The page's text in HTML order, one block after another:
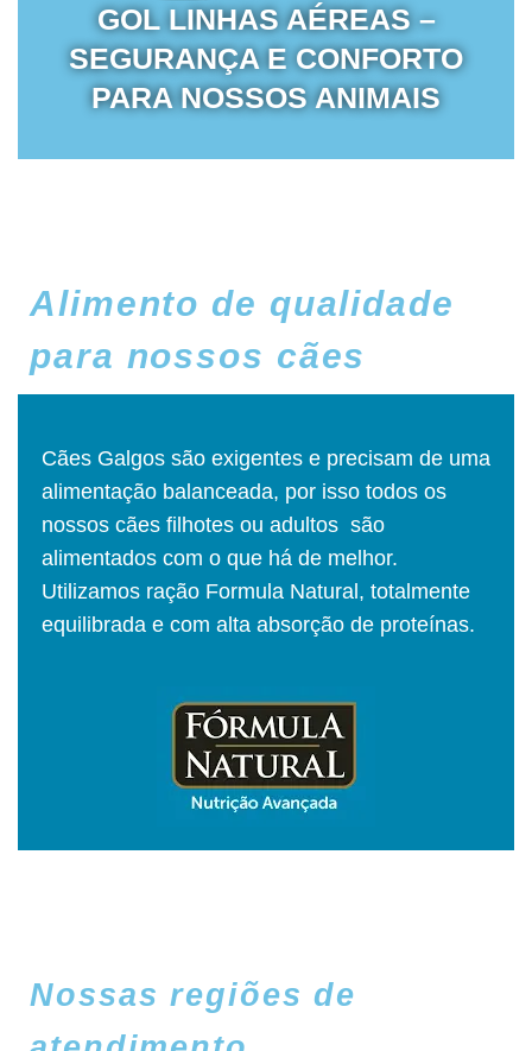
GOL LINHAS AÉREAS –
SEGURANÇA E CONFORTO
PARA NOSSOS ANIMAIS
Alimento de qualidade
para nossos cães
Cães Galgos são exigentes e precisam de uma
alimentação balanceada, por isso todos os
nossos cães filhotes ou adultos são
alimentados com o que há de melhor.
Utilizamos ração Formula Natural, totalmente
equilibrada e com alta absorção de proteínas.
Nossas regiões de